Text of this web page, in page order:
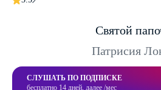
Святой
Патрисия
СЛУШАТЬ ПО ПОДПИСКЕ
бесплатно 14 дней, далее /мес